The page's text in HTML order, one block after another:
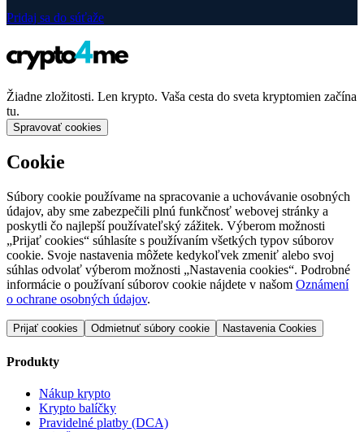
Veľký štart · 4. júla
Vaše bodyčakajú
Vyberte si dnešné pódium, overte si svoj účet a jazdite o svoj podiel
z výherného fondu 2 000 €.
Pridaj sa do súťaže
Žiadne zložitosti. Len krypto. Vaša cesta do sveta kryptomien začína
tu.
Spravovať cookies
Cookie
údajov, aby sme zabezpečili plnú funkčnosť webovej stránky a
poskytli čo najlepší používateľský zážitek. Výberom možnosti
„Prijať cookies“ súhlasíte s používaním všetkých typov súborov